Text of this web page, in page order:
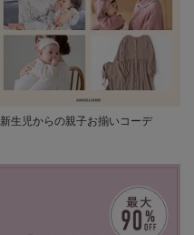
新生児からの親子お揃いコーデ